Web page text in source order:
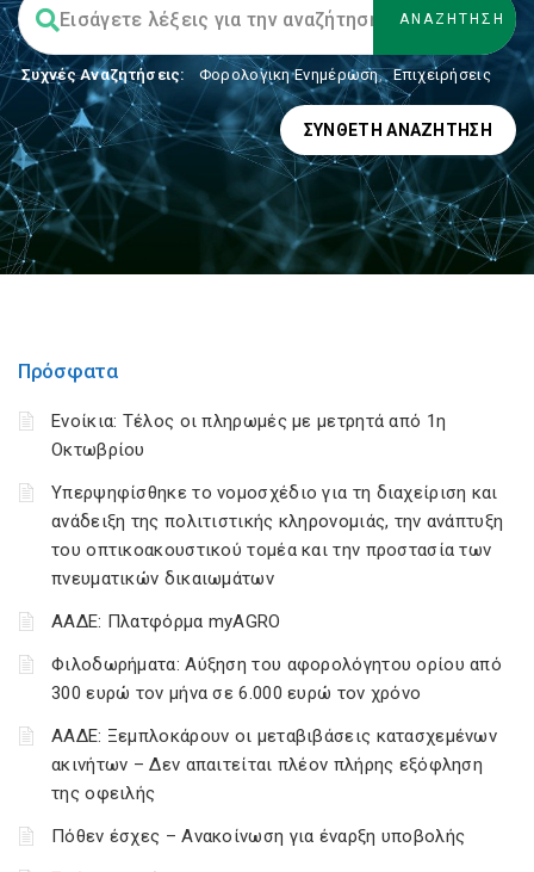
Συχνές Αναζητήσεις: Φορολογικη Ενημέρωση, Επιχειρήσεις
ΣΎΝΘΕΤΗ ΑΝΑΖΉΤΗΣΗ
Πρόσφατα
Ενοίκια: Τέλος οι πληρωμές με μετρητά από 1η
Οκτωβρίου
Υπερψηφίσθηκε το νομοσχέδιο για τη διαχείριση και
ανάδειξη της πολιτιστικής κληρονομιάς, την ανάπτυξη
του οπτικοακουστικού τομέα και την προστασία των
πνευματικών δικαιωμάτων
ΑΑΔΕ: Πλατφόρμα myAGRO
Φιλοδωρήματα: Αύξηση του αφορολόγητου ορίου από
300 ευρώ τον μήνα σε 6.000 ευρώ τον χρόνο
ΑΑΔΕ: Ξεμπλοκάρουν οι μεταβιβάσεις κατασχεμένων
ακινήτων – Δεν απαιτείται πλέον πλήρης εξόφληση
της οφειλής
Πόθεν έσχες – Ανακοίνωση για έναρξη υποβολής